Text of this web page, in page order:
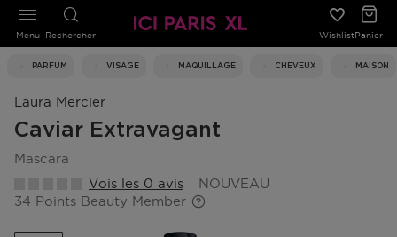
Rechercher WishlistPanier
PARFUM VISAGE MAQUILLAGE CHEVEUX MAISON
Menu
Laura Mercier
Caviar Extravagant
mascara
Vois les 0 avis
NOUVEAU
34 Points Beauty Member